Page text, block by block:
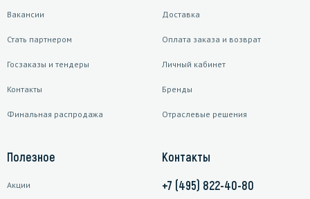
Вакансии
Стать партнером
Госзаказы и тендеры
Контакты
Финальная распродажа
Доставка
Оплата заказа и возврат
Личный кабинет
Бренды
Отраслевые решения
Полезное
Акции
Контакты
+7 (495) 822-40-80